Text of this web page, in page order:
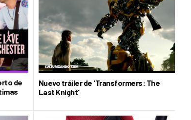
de
Nuevo tráiler de 'Transformers: The
Last Knight'